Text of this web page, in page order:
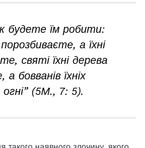
будете їм робити:
а їхні
святі їхні дерева
бовванів їхніх
(5М., 7: 5).